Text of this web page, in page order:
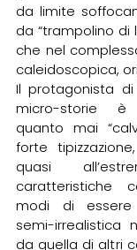
da limite
da “trampolino di
che nel
caleidoscopica,
Il protagonista
micro-storie è
quanto mai
forte
quasi
caratteristiche
modi di essere
semi-irrealistica
da quella di altri